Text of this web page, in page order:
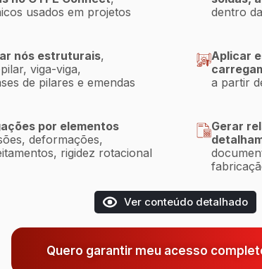
usados em projetos
dentro
nós estruturais,
viga-viga,
de pilares e emendas
Aplicar
a partir
por elementos
deformações,
rigidez rotacional
Gerar
Ver conteúdo detalhado
Quero garantir meu acesso